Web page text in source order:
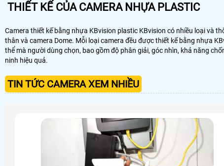
THIẾT KẾ CỦA CAMERA NHỰA PLASTIC
Camera thiết kế bằng nhựa KBvision plastic KBvision có nhiều loại và
thân và camera Dome. Mỗi loại camera đều được thiết kế bằng nhựa
thể mà người dùng chọn, bao gồm độ phân giải, góc nhìn, khả năng
ninh hiệu quả.
TIN TỨC CAMERA XEM NHIỀU